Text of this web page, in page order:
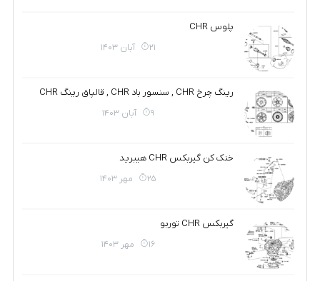
پلوس CHR
21 آبان 1403
رینگ چرخ CHR , سنسور باد CHR , قالپاق رینگ CHR
9 آبان 1403
خنک کن گیربکس CHR هیبرید
25 مهر 1403
گیربکس CHR توربو
16 مهر 1403